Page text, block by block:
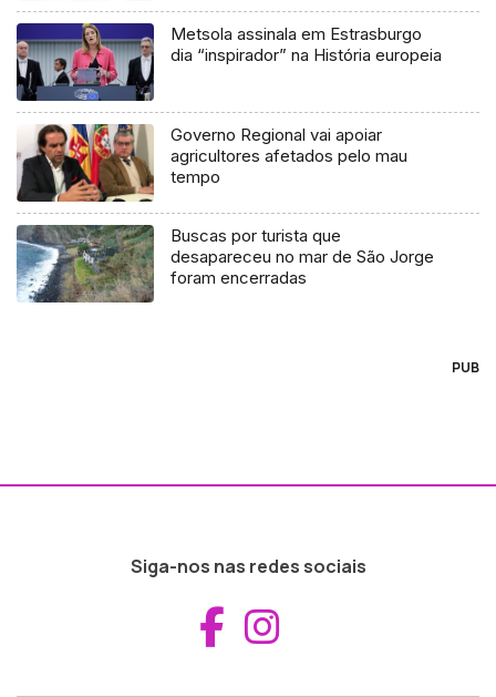
Metsola assinala em Estrasburgo
dia “inspirador” na História europeia
Governo Regional vai apoiar
agricultores afetados pelo mau
tempo
Buscas por turista que
desapareceu no mar de São Jorge
foram encerradas
PUB
Siga-nos nas redes sociais
Aceder ao